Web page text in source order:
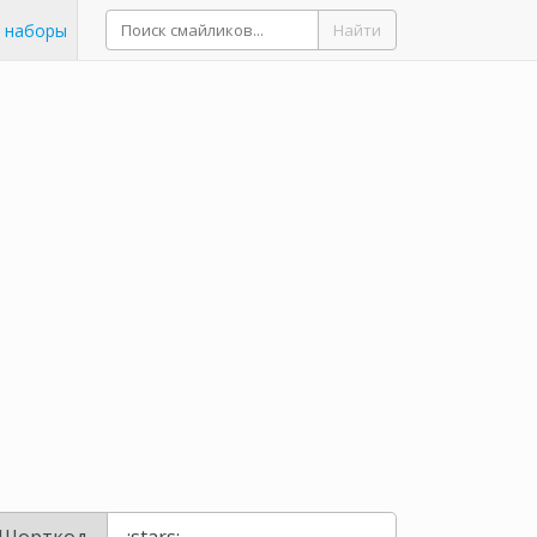
наборы Найти